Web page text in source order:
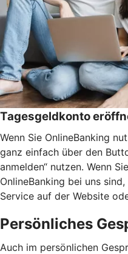
Tagesgeldkonto
Wenn Sie OnlineBanking
ganz einfach über den
anmelden“ nutzen. Wenn
OnlineBanking bei uns
Service auf der Website
Persönliches
Auch im persönlichen